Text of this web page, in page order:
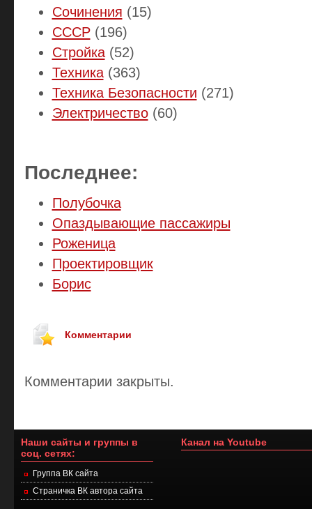
Сочинения (15)
СССР(196)
Стройка(52)
Техника(363)
Техника Безопасности (271)
Электричество(60)
Последнее:
Полубочка
Опаздывающие пассажиры
Роженица
Проектировщик
Борис
Комментарии
Комментарии закрыты.
Наши сайты и группы в
соц. сетях:
Группа ВК сайта
Страничка ВК автора сайта
Канал на Youtube